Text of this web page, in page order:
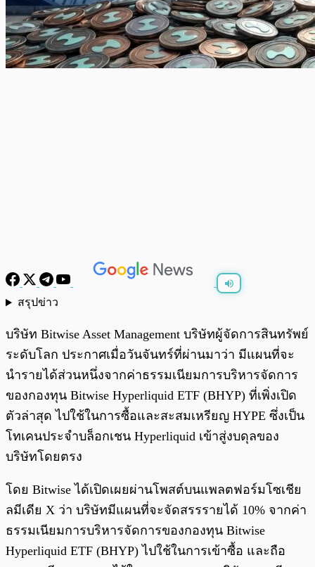
สรุปข่าว
บริษัท Bitwise Asset Management บริษัทผู้จัดการสินทรัพย์
ระดับโลก ประกาศเมื่อวันจันทร์ที่ผ่านมาว่า มีแผนที่จะ
นำรายได้ส่วนหนึ่งจากค่าธรรมเนียมการบริหารจัดการ
ของกองทุน Bitwise Hyperliquid ETF (BHYP) ที่เพิ่งเปิด
ตัวล่าสุด ไปใช้ในการซื้อและสะสมเหรียญ HYPE ซึ่งเป็น
โทเคนประจำบล็อกเชน Hyperliquid เข้าสู่งบดุลของ
บริษัทโดยตรง
โดย Bitwise ได้เปิดเผยผ่านโพสต์บนแพลตฟอร์มโซเชีย
ลมีเดีย X ว่า บริษัทมีแผนที่จะจัดสรรรายได้ 10% จากค่า
ธรรมเนียมการบริหารจัดการของกองทุน Bitwise
Hyperliquid ETF (BHYP) ไปใช้ในการเข้าซื้อ และถือ